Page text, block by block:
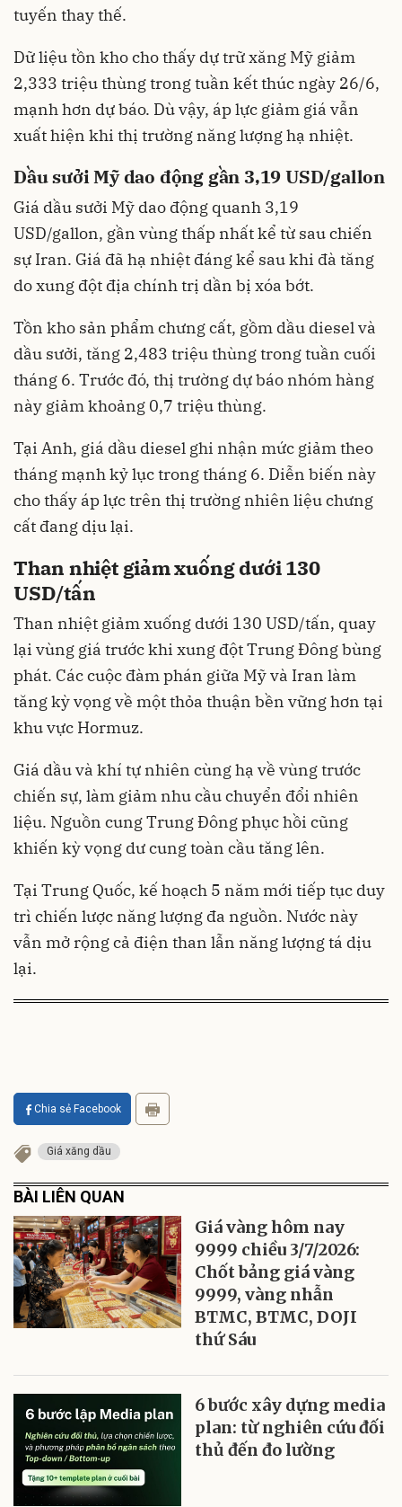
tuyến thay thế.
Dữ liệu tồn kho cho thấy dự trữ xăng Mỹ giảm
2,333 triệu thùng trong tuần kết thúc ngày 26/6,
mạnh hơn dự báo. Dù vậy, áp lực giảm giá vẫn
xuất hiện khi thị trường năng lượng hạ nhiệt.
Dầu sưởi Mỹ dao động gần 3,19 USD/gallon
Giá dầu sưởi Mỹ dao động quanh 3,19
USD/gallon, gần vùng thấp nhất kể từ sau chiến
sự Iran. Giá đã hạ nhiệt đáng kể sau khi đà tăng
do xung đột địa chính trị dần bị xóa bớt.
Tồn kho sản phẩm chưng cất, gồm dầu diesel và
dầu sưởi, tăng 2,483 triệu thùng trong tuần cuối
tháng 6. Trước đó, thị trường dự báo nhóm hàng
này giảm khoảng 0,7 triệu thùng.
Tại Anh, giá dầu diesel ghi nhận mức giảm theo
tháng mạnh kỷ lục trong tháng 6. Diễn biến này
cho thấy áp lực trên thị trường nhiên liệu chưng
cất đang dịu lại.
Than nhiệt giảm xuống dưới 130
USD/tấn
Than nhiệt giảm xuống dưới 130 USD/tấn, quay
lại vùng giá trước khi xung đột Trung Đông bùng
phát. Các cuộc đàm phán giữa Mỹ và Iran làm
tăng kỳ vọng về một thỏa thuận bền vững hơn tại
khu vực Hormuz.
Giá dầu và khí tự nhiên cùng hạ về vùng trước
chiến sự, làm giảm nhu cầu chuyển đổi nhiên
liệu. Nguồn cung Trung Đông phục hồi cũng
khiến kỳ vọng dư cung toàn cầu tăng lên.
Tại Trung Quốc, kế hoạch 5 năm mới tiếp tục duy
trì chiến lược năng lượng đa nguồn. Nước này
vẫn mở rộng cả điện than lẫn năng lượng tá dịu
lại.
Chia sẻ Facebook
Giá xăng dầu
BÀI LIÊN QUAN
Giá vàng hôm nay
9999 chiều 3/7/2026:
Chốt bảng giá vàng
9999, vàng nhẫn
BTMC, BTMC, DOJI
thứ Sáu
6 bước xây dựng media
plan: từ nghiên cứu đối
thủ đến đo lường